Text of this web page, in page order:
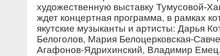
художественную выставку Тумусовой-
ждет концертная программа, в рамках
якутские музыканты и артисты: Дарья
Белоголов, Мария Белоцерковская-
Агафонов-Ядрихинский, Владимир